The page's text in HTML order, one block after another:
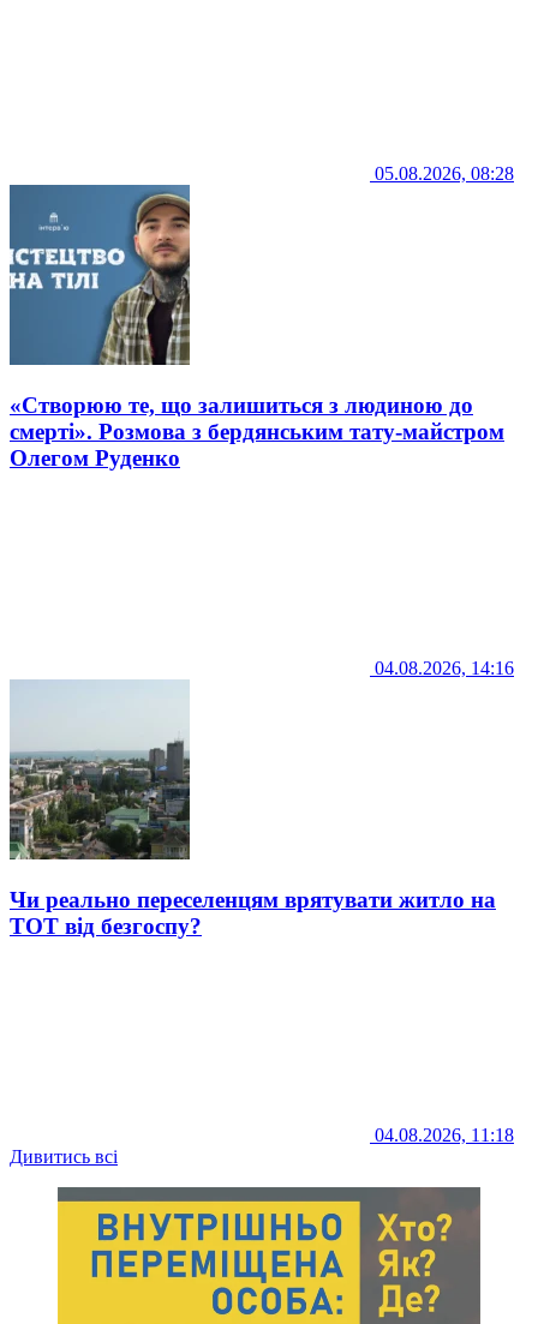
05.08.2026, 08:28
«Створюю те, що залишиться з людиною до
смерті». Розмова з бердянським тату-майстром
Олегом Руденко
04.08.2026, 14:16
Чи реально переселенцям врятувати житло на
ТОТ від безгоспу?
04.08.2026, 11:18
Дивитись всі